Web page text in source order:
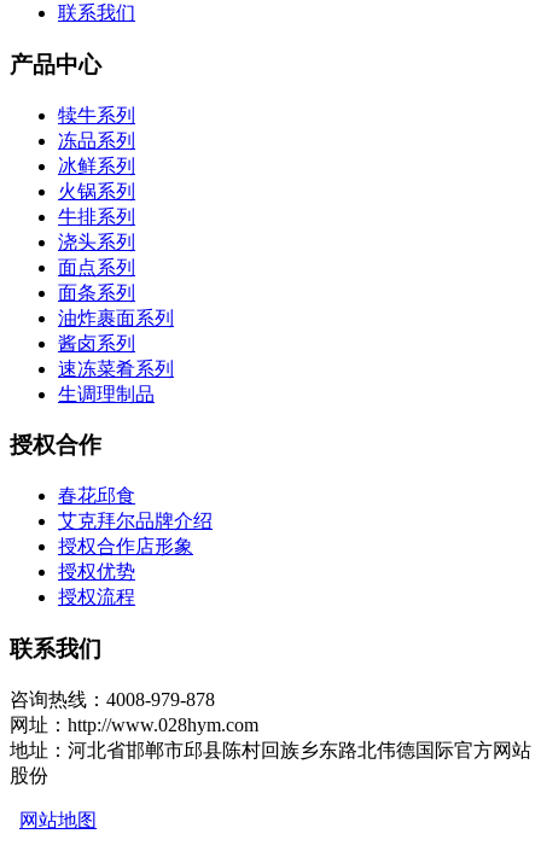
联系我们
产品中心
犊牛系列
冻品系列
冰鲜系列
火锅系列
牛排系列
浇头系列
面点系列
面条系列
油炸裹面系列
酱卤系列
速冻菜肴系列
生调理制品
授权合作
春花邱食
艾克拜尔品牌介绍
授权合作店形象
授权优势
授权流程
联系我们
咨询热线：4008-979-878
网址：http://www.028hym.com
地址：河北省邯郸市邱县陈村回族乡东路北伟德国际官方网站
股份
网站地图